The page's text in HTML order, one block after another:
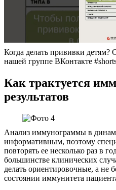
Когда делать прививки детям?
нашей группе ВКонтакте
Как трактуется
результатов
Анализ иммунограммы в
информативным, поэтому
повторять ее несколько раз в
большинстве клинических
делать ориентировочные, а не
состоянии иммунитета